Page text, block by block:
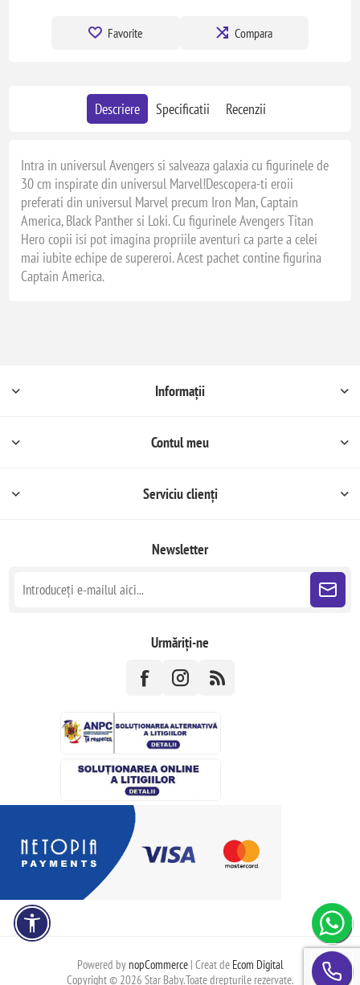
Favorite Compara
Descriere Specificatii Recenzii
Intra in universul Avengers si salveaza galaxia cu figurinele de
30 cm inspirate din universul Marvel!Descopera-ti eroii
preferati din universul Marvel precum Iron Man, Captain
America, Black Panther si Loki. Cu figurinele Avengers Titan
Hero copii isi pot imagina propriile aventuri ca parte a celei
mai iubite echipe de supereroi. Acest pachet contine figurina
Captain America.
Informații
Contul meu
Serviciu clienți
Newsletter
Urmăriți-ne
Powered by nopCommerce| Creat de Ecom Digital
Copyright © 2026 Star Baby.Toate drepturile rezervate.